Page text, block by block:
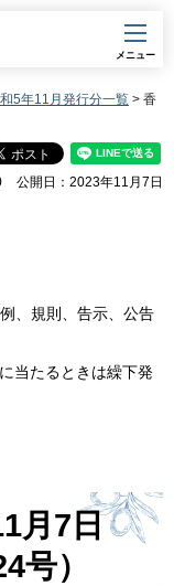
メニュー
5年11月発行分一覧 > 香
公開日：2023年11月7日
、規則、告示、公告
当たるときは繰下発
月7日
号）